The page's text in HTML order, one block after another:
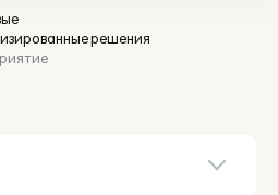
решения